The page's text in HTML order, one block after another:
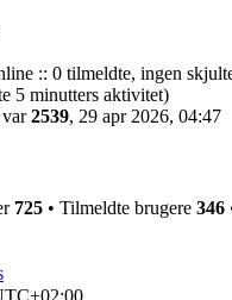
:: 0 tilmeldte, ingen
5 minutters aktivitet)
var2539, 29 apr 2026, 04:47
725 • Tilmeldte brugere 346